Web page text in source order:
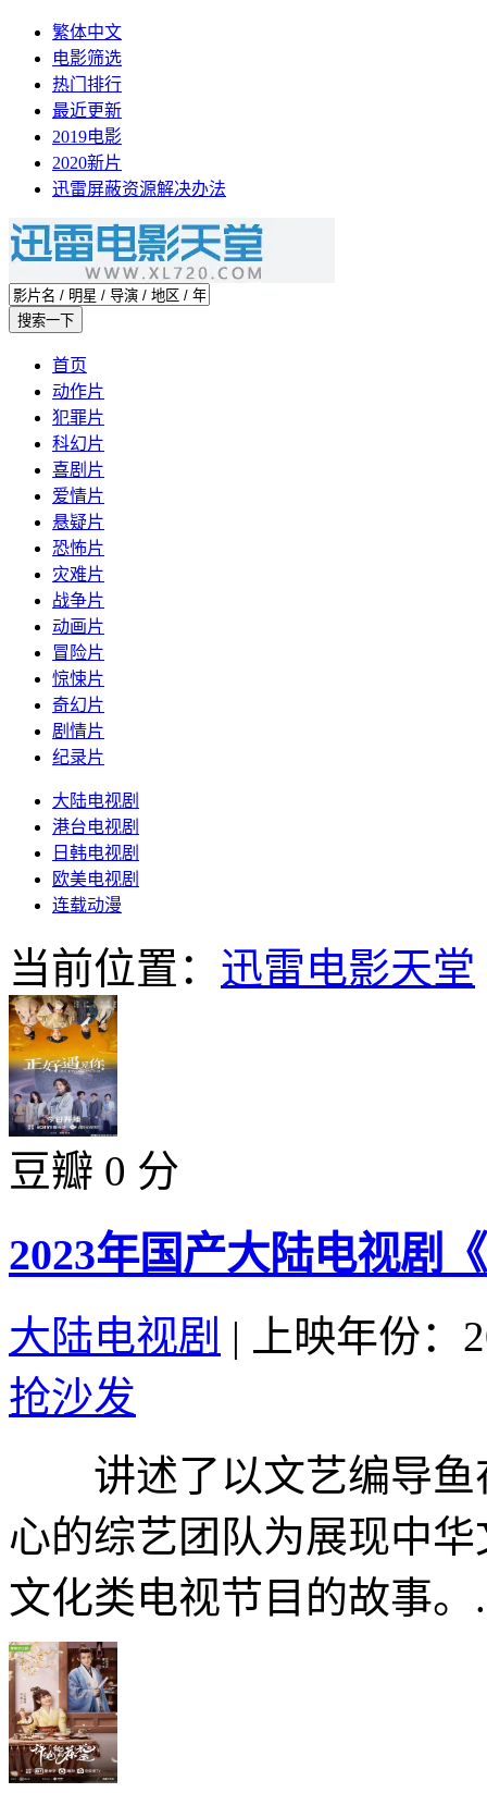
繁体中文
电影筛选
热门排行
最近更新
2019电影
2020新片
迅雷屏蔽资源解决办法
首页
动作片
犯罪片
科幻片
喜剧片
爱情片
悬疑片
恐怖片
灾难片
战争片
动画片
冒险片
惊悚片
奇幻片
剧情片
纪录片
大陆电视剧
港台电视剧
日韩电视剧
欧美电视剧
连载动漫
当前位置： 迅雷电影天堂
豆瓣 0 分
2023年国产大陆电视剧
大陆电视剧 |
上映年份：
抢沙发
讲述了以文艺编导鱼
心的综艺团队为展现中
文化类电视节目的故事